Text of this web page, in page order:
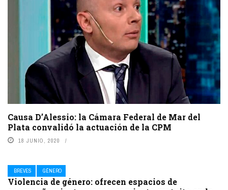
Causa D’Alessio: la Cámara Federal de Mar del
Plata convalidó la actuación de la CPM
18 JUNIO, 2020
BREVES GÉNERO
Violencia de género: ofrecen espacios de